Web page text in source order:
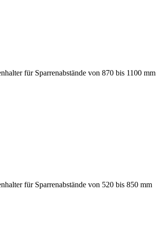
für Sparrenabstände von 870 bis 1100 mm
für Sparrenabstände von 520 bis 850 mm